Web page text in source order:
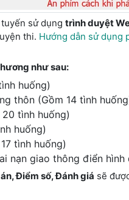
sử dụng trình duyệt
thi. Hướng dẫn sử dụng
như sau:
huống)
thôn (Gồm 14 tình
tình huống)
huống)
tình huống)
nạn giao thông điển
Điểm số, Đánh giá sẽ